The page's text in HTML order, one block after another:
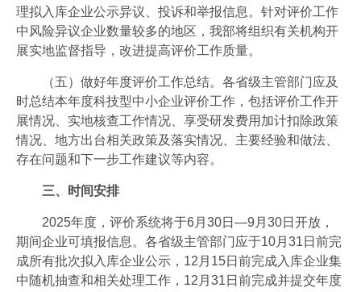
理拟入库企业公示异议、投诉和举报信息。针对评价工作
中风险异议企业数量较多的地区，我部将组织有关机构开
展实地监督指导，改进提高评价工作质量。
（五）做好年度评价工作总结。各省级主管部门应及
时总结本年度科技型中小企业评价工作，包括评价工作开
展情况、实地核查工作情况、享受研发费用加计扣除政策
情况、地方出台相关政策及落实情况、主要经验和做法、
存在问题和下一步工作建议等内容。
三、时间安排
2025年度，评价系统将于6月30日—9月30日开放，
期间企业可填报信息。各省级主管部门应于10月31日前完
成所有批次拟入库企业公示，12月15日前完成入库企业集
中随机抽查和相关处理工作，12月31日前完成并提交年度